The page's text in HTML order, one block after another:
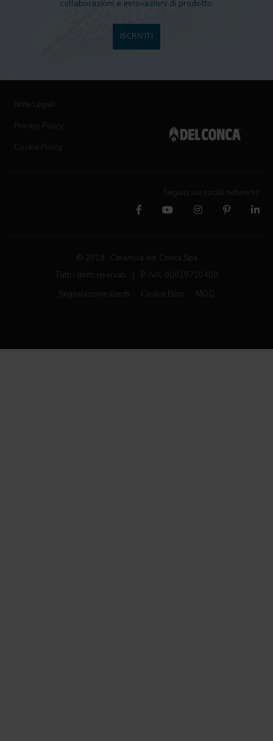
collaborazioni e innovazioni di prodotto.
ISCRIVITI
Note Legali
Privacy Policy
Cookie Policy
Seguici sui social networks
© 2019 Ceramica del Conca Spa
Tutti i diritti riservati
P. IVA 00819720400
Segnalazione illeciti
Codice Etico MOG